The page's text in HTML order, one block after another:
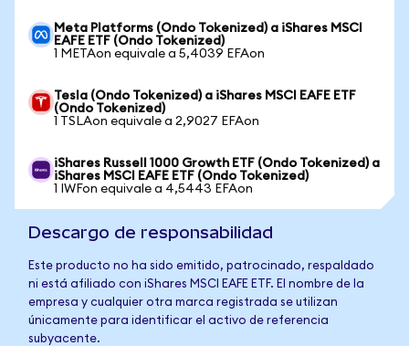
Meta Platforms (Ondo Tokenized) a iShares MSCI
EAFE ETF (Ondo Tokenized)
1 METAon equivale a 5,4039 EFAon
Tesla (Ondo Tokenized) a iShares MSCI EAFE ETF
(Ondo Tokenized)
1 TSLAon equivale a 2,9027 EFAon
iShares Russell 1000 Growth ETF (Ondo Tokenized) a
iShares MSCI EAFE ETF (Ondo Tokenized)
1 IWFon equivale a 4,5443 EFAon
Descargo de responsabilidad
Este producto no ha sido emitido, patrocinado, respaldado
ni está afiliado con iShares MSCI EAFE ETF. El nombre de la
empresa y cualquier otra marca registrada se utilizan
únicamente para identificar el activo de referencia
subyacente.